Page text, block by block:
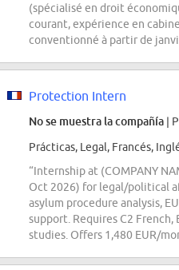
(spécialisé en droit
courant, expérience en
conventionné à partir de
Protection Intern
No se muestra la compañía |
Prácticas, Legal, Francés,
“Internship at (COMPANY
Oct 2026) for legal/political
asylum procedure analysis,
support. Requires C2 French,
studies. Offers 1,480 EUR/